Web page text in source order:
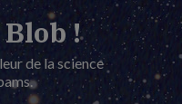
!
de la science